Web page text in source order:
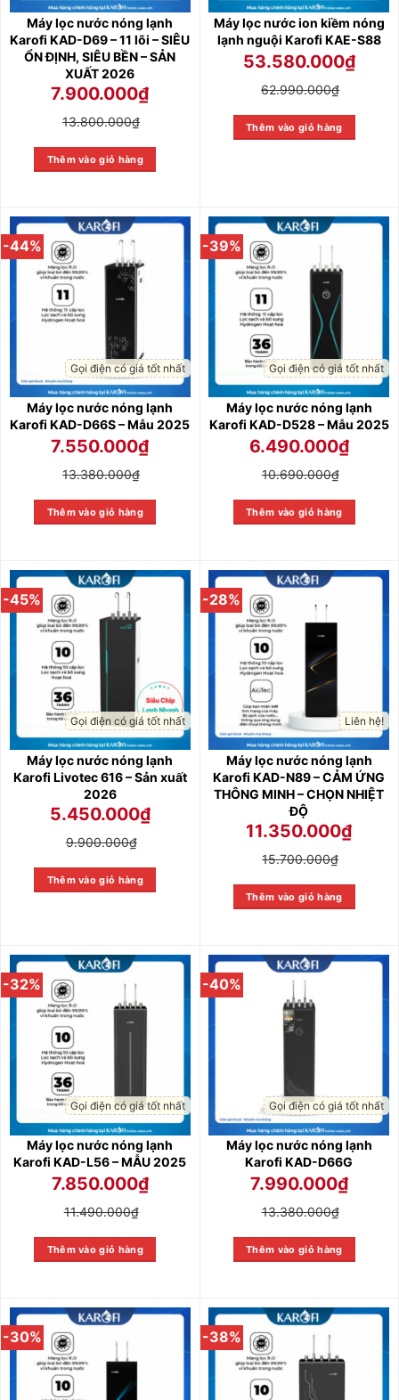
Máy lọc nước nóng lạnh
Karofi KAD-D69 – 11 lõi – SIÊU
ỔN ĐỊNH, SIÊU BỀN – SẢN
XUẤT 2026
7.900.000₫
13.800.000₫
Thêm vào giỏ hàng
Máy lọc nước ion kiềm nóng
lạnh nguội Karofi KAE-S88
53.580.000₫
62.990.000₫
Thêm vào giỏ hàng
-44%
Gọi điện có giá tốt nhất
Máy lọc nước nóng lạnh
Karofi KAD-D66S – Mẫu 2025
7.550.000₫
13.380.000₫
Thêm vào giỏ hàng
-39%
Gọi điện có giá tốt nhất
Máy lọc nước nóng lạnh
Karofi KAD-D528 – Mẫu 2025
6.490.000₫
10.690.000₫
Thêm vào giỏ hàng
-45%
Gọi điện có giá tốt nhất
Máy lọc nước nóng lạnh
Karofi Livotec 616 – Sản xuất
2026
5.450.000₫
9.900.000₫
Thêm vào giỏ hàng
-28%
Liên hệ!
Máy lọc nước nóng lạnh
Karofi KAD-N89 – CẢM ỨNG
THÔNG MINH – CHỌN NHIỆT
ĐỘ
11.350.000₫
15.700.000₫
Thêm vào giỏ hàng
-32%
Gọi điện có giá tốt nhất
Máy lọc nước nóng lạnh
Karofi KAD-L56 – MẪU 2025
7.850.000₫
11.490.000₫
Thêm vào giỏ hàng
-40%
Gọi điện có giá tốt nhất
Máy lọc nước nóng lạnh
Karofi KAD-D66G
7.990.000₫
13.380.000₫
Thêm vào giỏ hàng
-30% -38%